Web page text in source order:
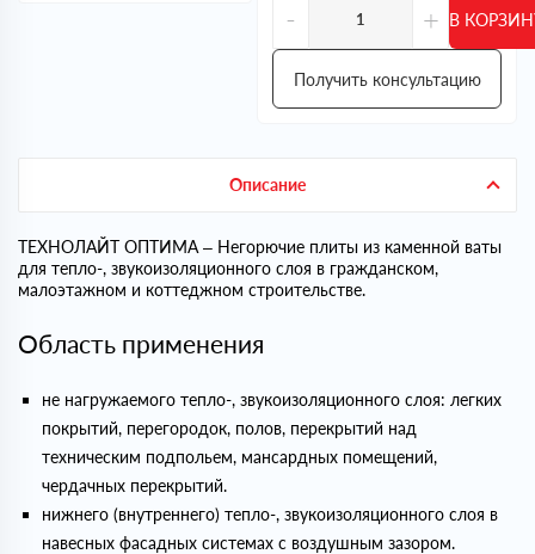
- + В
Получить консультацию
Описание
ТЕХНОЛАЙТ ОПТИМА – Негорючие плиты из каменной ваты
для тепло-, звукоизоляционного слоя в гражданском,
малоэтажном и коттеджном строительстве.
Область применения
не нагружаемого тепло-, звукоизоляционного слоя: легких
покрытий, перегородок, полов, перекрытий над
техническим подпольем, мансардных помещений,
чердачных перекрытий.
нижнего (внутреннего) тепло-, звукоизоляционного слоя в
навесных фасадных системах с воздушным зазором.